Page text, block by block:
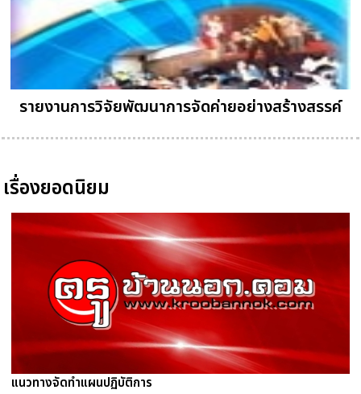
รายงานการวิจัยพัฒนาการจัดค่ายอย่างสร้างสรรค์
เรื่องยอดนิยม
แนวทางจัดทำแผนปฏิบัติการ